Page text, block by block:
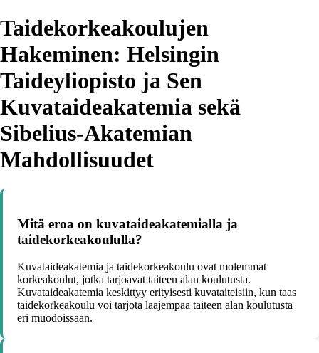
Taidekorkeakoulujen
Hakeminen: Helsingin
Taideyliopisto ja Sen
Kuvataideakatemia sekä
Sibelius-Akatemian
Mahdollisuudet
Mitä eroa on kuvataideakatemialla ja
taidekorkeakoululla?
Kuvataideakatemia ja taidekorkeakoulu ovat molemmat
korkeakoulut, jotka tarjoavat taiteen alan koulutusta.
Kuvataideakatemia keskittyy erityisesti kuvataiteisiin, kun taas
taidekorkeakoulu voi tarjota laajempaa taiteen alan koulutusta
eri muodoissaan.